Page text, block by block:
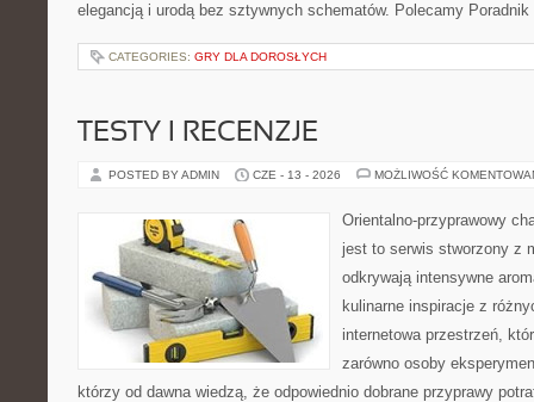
elegancją i urodą bez sztywnych schematów. Polecamy
CATEGORIES: GRY DLA DOROSŁYCH
TESTY I RECENZJE
POSTED BY ADMIN CZE - 13 - 2026 MOŻLIWOŚĆ
Orientalno-przyprawowy
jest to serwis stworzony z
odkrywają intensywne
kulinarne inspiracje z
internetowa przestrzeń,
zarówno osoby
którzy od dawna wiedzą, że odpowiednio dobrane przyprawy